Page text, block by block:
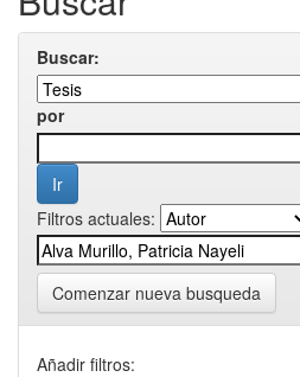
Buscar:
por
Filtros actuales:
Comenzar nueva busqueda
Añadir filtros: